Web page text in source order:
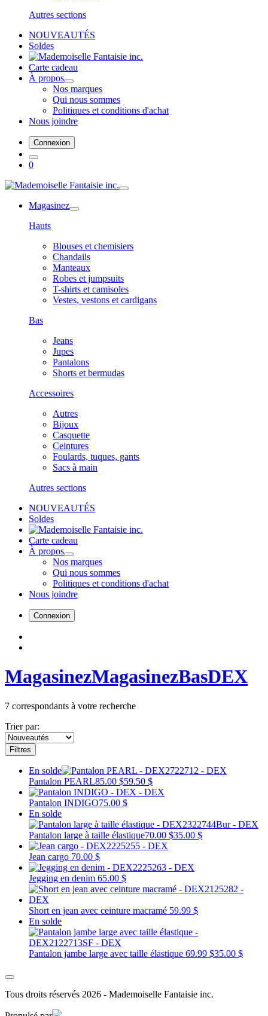
Autres sections
NOUVEAUTÉS
Soldes
Carte cadeau
À propos
Nos marques
Qui nous sommes
Politiques et conditions d'achat
Nous joindre
Connexion
0
Magasinez
Hauts
Blouses et chemisiers
Chandails
Manteaux
Robes et jumpsuits
T-shirts et camisoles
Vestes, vestons et cardigans
Bas
Jeans
Jupes
Pantalons
Shorts et bermudas
Accessoires
Autres
Bijoux
Casquette
Ceintures
Foulards, tuques, gants
Sacs à main
Autres sections
NOUVEAUTÉS
Soldes
Carte cadeau
À propos
Nos marques
Qui nous sommes
Politiques et conditions d'achat
Nous joindre
Connexion
MagasinezMagasinezBasDEX
7 correspondants à votre recherche
Trier par:
Filtres
En solde
Pantalon PEARL85.00 $59.50 $
Pantalon INDIGO75.00 $
En solde
Pantalon large à taille élastique70.00 $35.00 $
Jean cargo 70.00 $
Jegging en denim 65.00 $
Short en jean avec ceinture macramé 59.99 $
En solde
Pantalon jambe large avec taille élastique 69.99 $35.00 $
Tous droits réservés 2026 - Mademoiselle Fantaisie inc.